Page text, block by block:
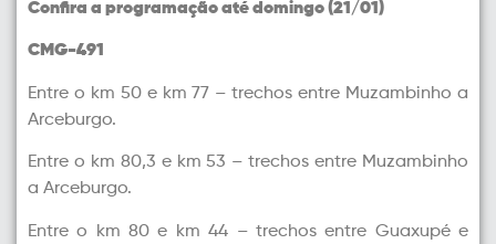
Confira a programação até domingo (21/01)
CMG-491
Entre o km 50 e km 77 – trechos entre Muzambinho a
Arceburgo.
Entre o km 80,3 e km 53 – trechos entre Muzambinho
a Arceburgo.
Entre o km 80 e km 44 – trechos entre Guaxupé e